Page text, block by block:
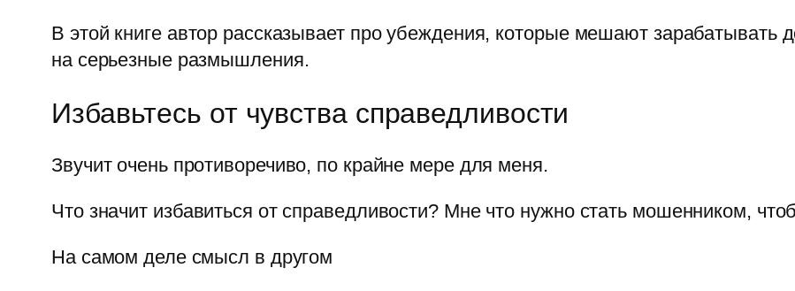
В этой книге автор рассказывает про убеждения, которые мешают зарабатывать
на серьезные размышления.
Избавьтесь от чувства справедливости
Звучит очень противоречиво, по крайне мере для меня.
Что значит избавиться от справедливости? Мне что нужно стать мошенником,
На самом деле смысл в другом